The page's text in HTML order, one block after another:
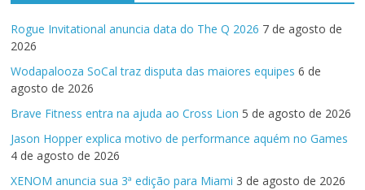
Rogue Invitational anuncia data do The Q 2026 7 de agosto de
2026
Wodapalooza SoCal traz disputa das maiores equipes 6 de
agosto de 2026
Brave Fitness entra na ajuda ao Cross Lion 5 de agosto de 2026
Jason Hopper explica motivo de performance aquém no Games
4 de agosto de 2026
XENOM anuncia sua 3ª edição para Miami 3 de agosto de 2026